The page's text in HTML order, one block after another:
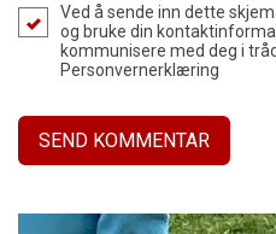
Ved å sende inn dette
og bruke din
kommunisere med deg i
Personvernerklæring